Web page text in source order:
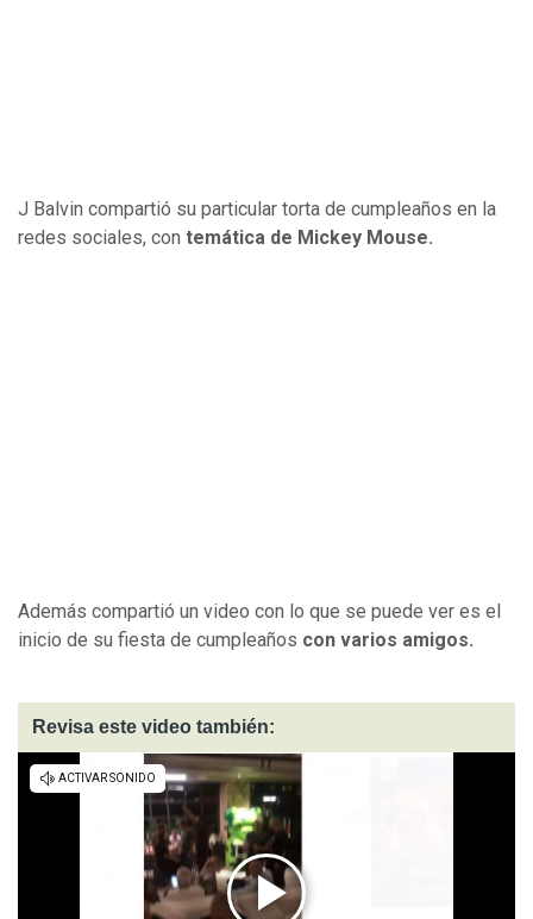
J Balvin compartió su particular torta de cumpleaños en la
redes sociales, con temática de Mickey Mouse.
Además compartió un video con lo que se puede ver es el
inicio de su fiesta de cumpleaños con varios amigos.
Revisa este video también: